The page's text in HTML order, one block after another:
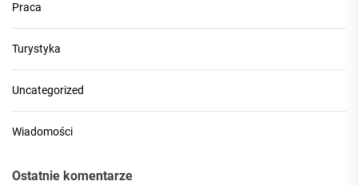
Praca
Turystyka
Uncategorized
Wiadomości
Ostatnie komentarze